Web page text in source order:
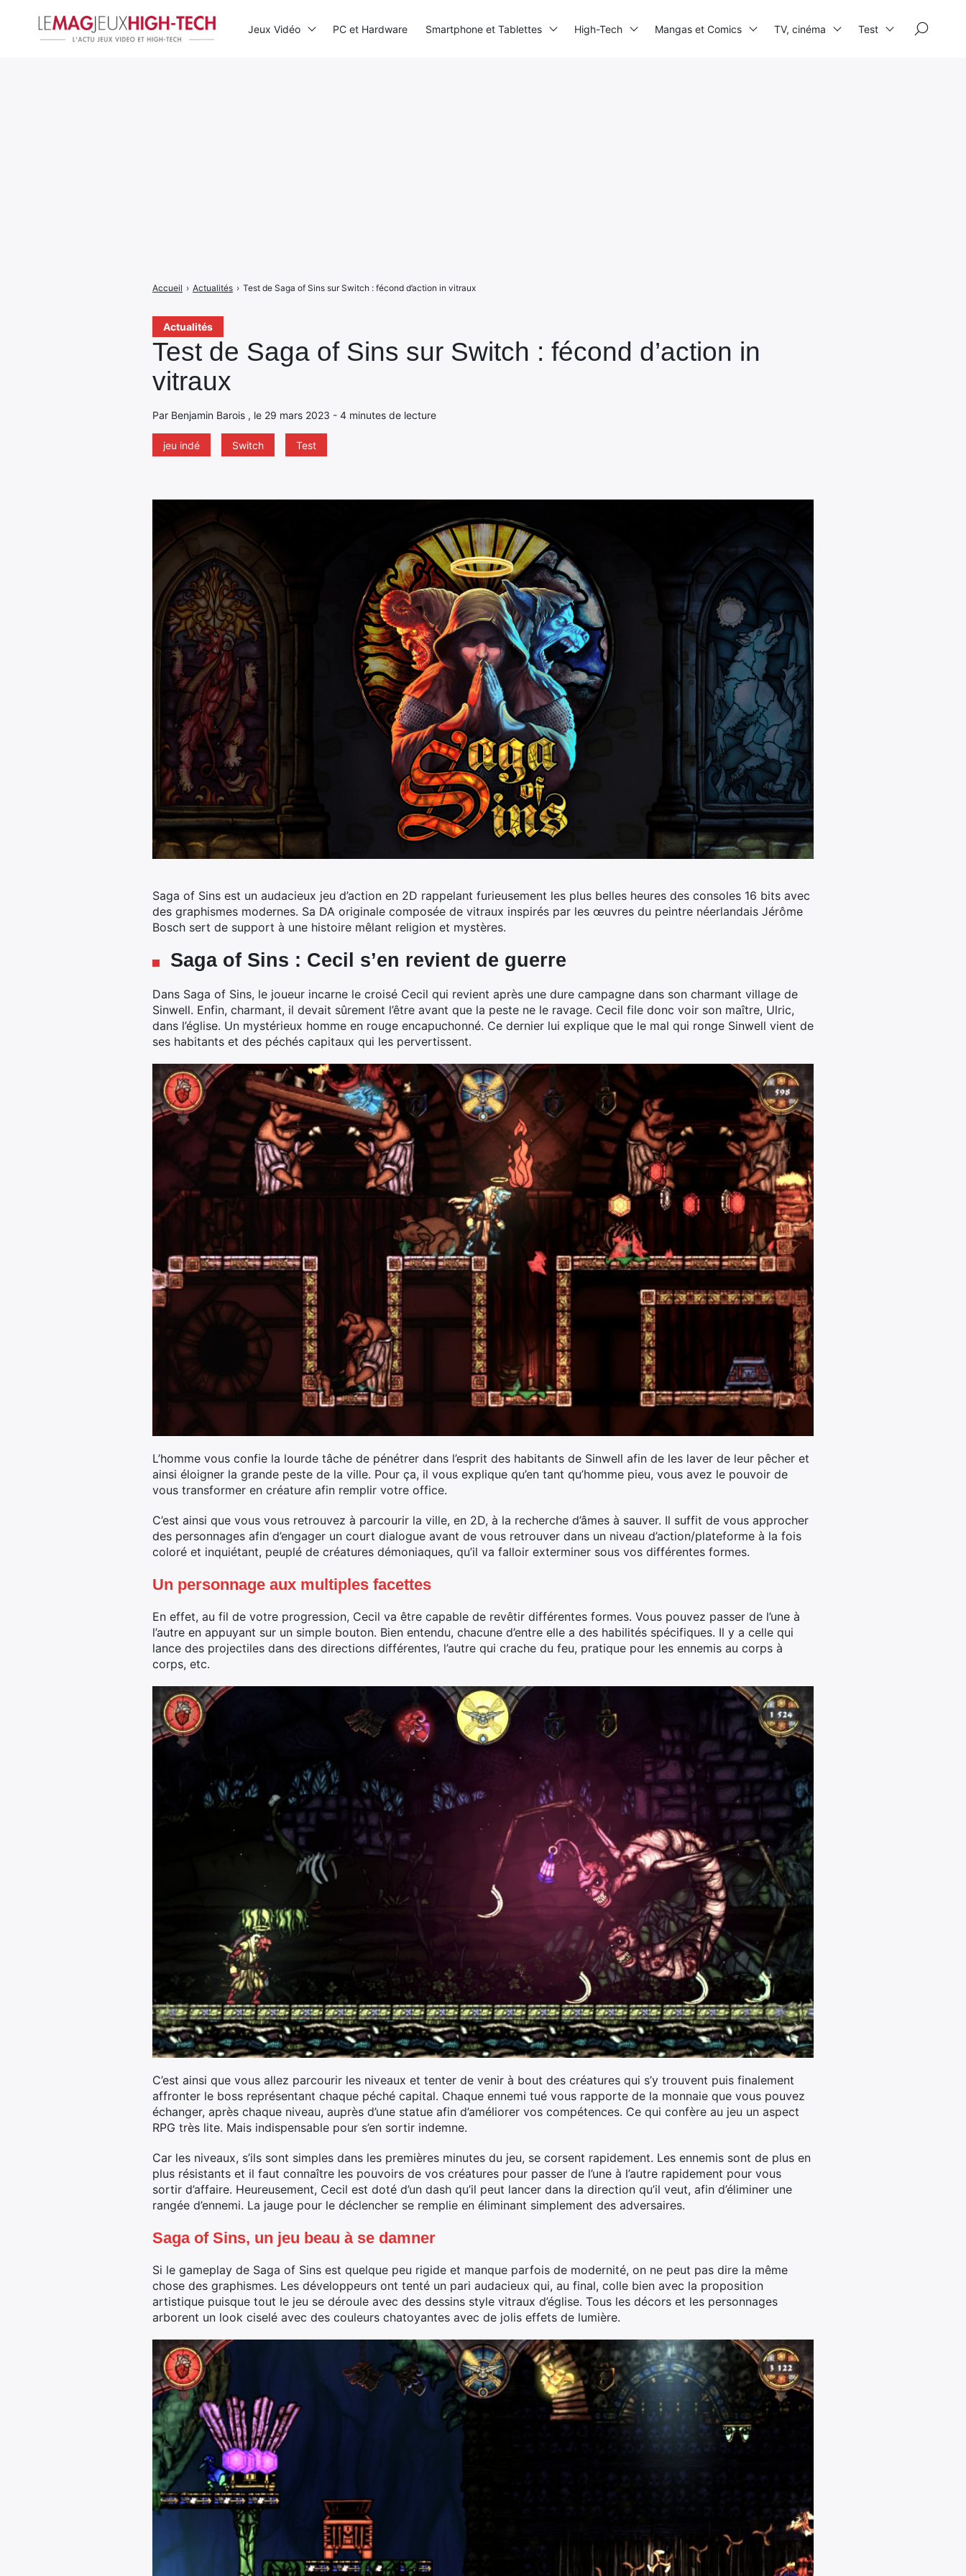
Actualités
Test de Saga of Sins sur Switch : fécond d’action in
vitraux
Par Benjamin Barois , le 29 mars 2023 - 4 minutes de lecture
jeu indé Switch Test
Accueil › Actualités › Test de Saga of Sins sur Switch : fécond d’action in vitraux
Saga of Sins est un audacieux jeu d’action en 2D rappelant furieusement les plus belles heures des consoles 16 bits avec
des graphismes modernes. Sa DA originale composée de vitraux inspirés par les œuvres du peintre néerlandais Jérôme
Bosch sert de support à une histoire mêlant religion et mystères.
Saga of Sins : Cecil s’en revient de guerre
Dans Saga of Sins, le joueur incarne le croisé Cecil qui revient après une dure campagne dans son charmant village de
Sinwell. Enfin, charmant, il devait sûrement l’être avant que la peste ne le ravage. Cecil file donc voir son maître, Ulric,
dans l’église. Un mystérieux homme en rouge encapuchonné. Ce dernier lui explique que le mal qui ronge Sinwell vient de
ses habitants et des péchés capitaux qui les pervertissent.
L’homme vous confie la lourde tâche de pénétrer dans l’esprit des habitants de Sinwell afin de les laver de leur pêcher et
ainsi éloigner la grande peste de la ville. Pour ça, il vous explique qu’en tant qu’homme pieu, vous avez le pouvoir de
vous transformer en créature afin remplir votre office.
C’est ainsi que vous vous retrouvez à parcourir la ville, en 2D, à la recherche d’âmes à sauver. Il suffit de vous approcher
des personnages afin d’engager un court dialogue avant de vous retrouver dans un niveau d’action/plateforme à la fois
coloré et inquiétant, peuplé de créatures démoniaques, qu’il va falloir exterminer sous vos différentes formes.
Un personnage aux multiples facettes
En effet, au fil de votre progression, Cecil va être capable de revêtir différentes formes. Vous pouvez passer de l’une à
l’autre en appuyant sur un simple bouton. Bien entendu, chacune d’entre elle a des habilités spécifiques. Il y a celle qui
lance des projectiles dans des directions différentes, l’autre qui crache du feu, pratique pour les ennemis au corps à
corps, etc.
C’est ainsi que vous allez parcourir les niveaux et tenter de venir à bout des créatures qui s’y trouvent puis finalement
affronter le boss représentant chaque péché capital. Chaque ennemi tué vous rapporte de la monnaie que vous pouvez
échanger, après chaque niveau, auprès d’une statue afin d’améliorer vos compétences. Ce qui confère au jeu un aspect
RPG très lite. Mais indispensable pour s’en sortir indemne.
Car les niveaux, s’ils sont simples dans les premières minutes du jeu, se corsent rapidement. Les ennemis sont de plus en
plus résistants et il faut connaître les pouvoirs de vos créatures pour passer de l’une à l’autre rapidement pour vous
sortir d’affaire. Heureusement, Cecil est doté d’un dash qu’il peut lancer dans la direction qu’il veut, afin d’éliminer une
rangée d’ennemi. La jauge pour le déclencher se remplie en éliminant simplement des adversaires.
Saga of Sins, un jeu beau à se damner
Si le gameplay de Saga of Sins est quelque peu rigide et manque parfois de modernité, on ne peut pas dire la même
chose des graphismes. Les développeurs ont tenté un pari audacieux qui, au final, colle bien avec la proposition
artistique puisque tout le jeu se déroule avec des dessins style vitraux d’église. Tous les décors et les personnages
arborent un look ciselé avec des couleurs chatoyantes avec de jolis effets de lumière.
Jeux Vidéo PC et Hardware Smartphone et Tablettes High-Tech Mangas et Comics TV, cinéma Test